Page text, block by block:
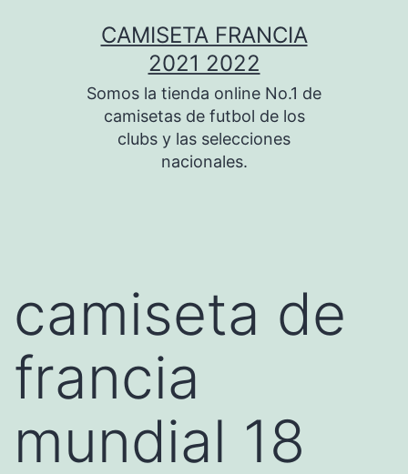
CAMISETA FRANCIA
2021 2022
Somos la tienda online No.1 de
camisetas de futbol de los
clubs y las selecciones
nacionales.
camiseta de
francia
mundial 18